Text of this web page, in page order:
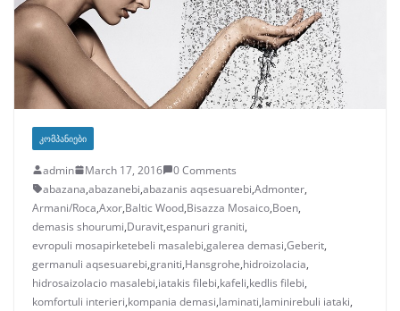
ᲙᲝᲛᲞᲐᲜᲘᲔᲑᲘ
admin March 17, 2016
0 Comments
abazana,abazanebi,abazanis aqsesuarebi,Admonter,
Armani/Roca,Axor,Baltic Wood,Bisazza Mosaico,Boen,
demasis shourumi,Duravit,espanuri graniti,
evropuli mosapirketebeli masalebi,galerea demasi,Geberit,
germanuli aqsesuarebi,graniti,Hansgrohe,hidroizolacia,
hidrosaizolacio masalebi,iatakis filebi,kafeli,kedlis filebi,
komfortuli interieri,kompania demasi,laminati,laminirebuli iataki,